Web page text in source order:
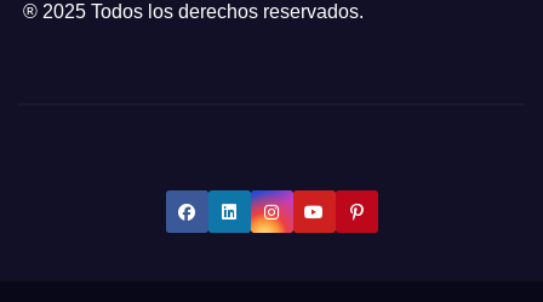
® 2025 Todos los derechos reservados.